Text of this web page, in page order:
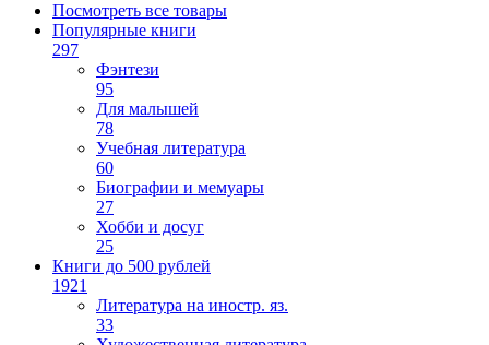
Посмотреть все товары
Популярные книги
297
Фэнтези
95
Для малышей
78
Учебная литература
60
Биографии и мемуары
27
Хобби и досуг
25
Книги до 500 рублей
1921
Литература на иностр. яз.
33